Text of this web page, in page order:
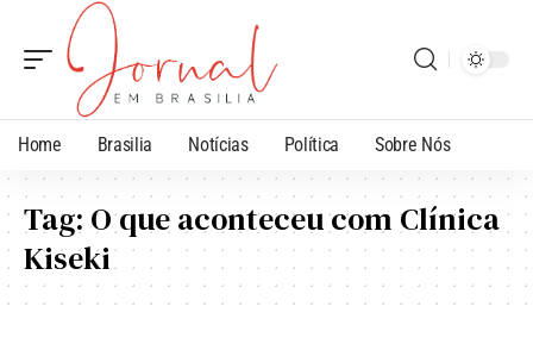
Home Brasilia Notícias Política Sobre Nós
Tag: O que aconteceu com Clínica
Kiseki